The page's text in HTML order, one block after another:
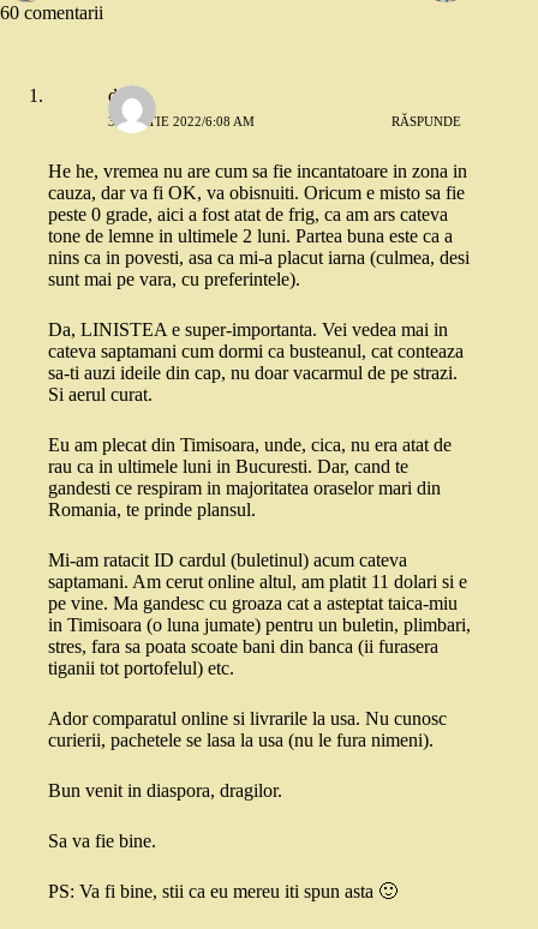
60 comentarii
dojo
3 MARTIE 2022/6:08 AM RĂSPUNDE
He he, vremea nu are cum sa fie incantatoare in zona in
cauza, dar va fi OK, va obisnuiti. Oricum e misto sa fie
peste 0 grade, aici a fost atat de frig, ca am ars cateva
tone de lemne in ultimele 2 luni. Partea buna este ca a
nins ca in povesti, asa ca mi-a placut iarna (culmea, desi
sunt mai pe vara, cu preferintele).
Da, LINISTEA e super-importanta. Vei vedea mai in
cateva saptamani cum dormi ca busteanul, cat conteaza
sa-ti auzi ideile din cap, nu doar vacarmul de pe strazi.
Si aerul curat.
Eu am plecat din Timisoara, unde, cica, nu era atat de
rau ca in ultimele luni in Bucuresti. Dar, cand te
gandesti ce respiram in majoritatea oraselor mari din
Romania, te prinde plansul.
Mi-am ratacit ID cardul (buletinul) acum cateva
saptamani. Am cerut online altul, am platit 11 dolari si e
pe vine. Ma gandesc cu groaza cat a asteptat taica-miu
in Timisoara (o luna jumate) pentru un buletin, plimbari,
stres, fara sa poata scoate bani din banca (ii furasera
tiganii tot portofelul) etc.
Ador comparatul online si livrarile la usa. Nu cunosc
curierii, pachetele se lasa la usa (nu le fura nimeni).
Bun venit in diaspora, dragilor.
Sa va fie bine.
PS: Va fi bine, stii ca eu mereu iti spun asta 🙂